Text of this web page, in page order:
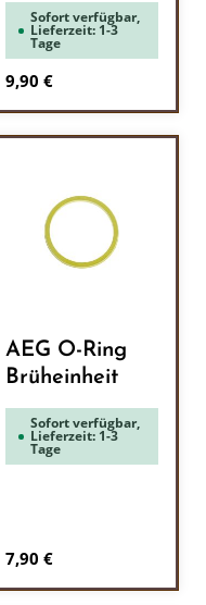
Sofort verfügbar,
Lieferzeit: 1-3
Tage
Regulärer Preis:
9,90 €
AEG O-Ring
Brüheinheit
Sofort verfügbar,
Lieferzeit: 1-3
Tage
Regulärer Preis:
7,90 €